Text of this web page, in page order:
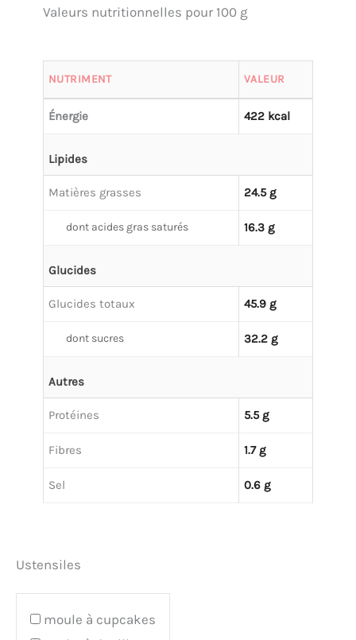
Valeurs nutritionnelles pour 100 g
NUTRIMENT VALEUR
Énergie 422 kcal
Lipides
Matières grasses 24.5 g
dont acides gras saturés 16.3 g
Glucides
Glucides totaux 45.9 g
dont sucres 32.2 g
Autres
Protéines 5.5 g
Fibres 1.7 g
Sel 0.6 g
Ustensiles
moule à cupcakes